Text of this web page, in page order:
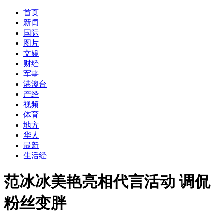
首页
新闻
国际
图片
文娱
财经
军事
港澳台
产经
视频
体育
地方
华人
最新
生活经
范冰冰美艳亮相代言活动 调侃
粉丝变胖